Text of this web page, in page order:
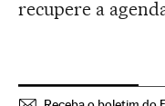
recupere a